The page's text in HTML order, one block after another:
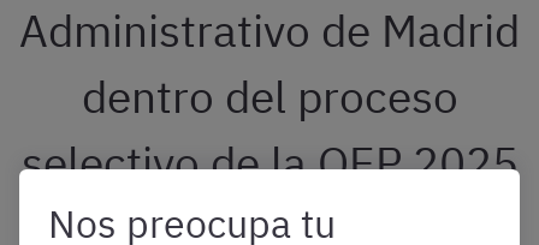
Administrativo de Madrid
dentro del proceso
selectivo de la OEP 2025
Nos preocupa tu